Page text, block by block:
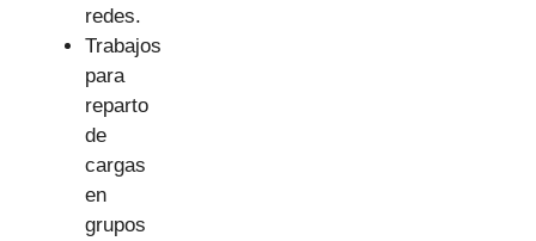
redes.
Trabajos
para
reparto
de
cargas
en
grupos